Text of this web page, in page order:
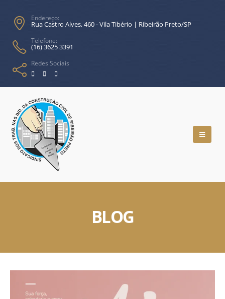
Endereço:
Rua Castro Alves, 460 - Vila Tibério | Ribeirão Preto/SP
Telefone:
(16) 3625 3391
Redes Sociais
BLOG